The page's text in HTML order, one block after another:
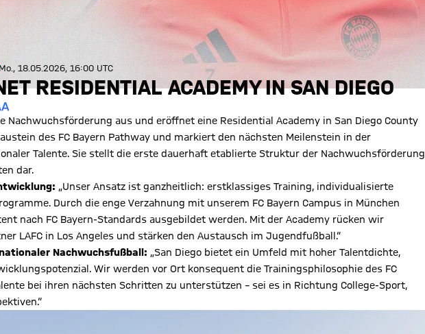
18.05.2026, 16:00 UTC
RESIDENTIAL ACADEMY IN SAN DIEGO
Nachwuchsförderung aus und eröffnet eine Residential Academy in San Diego County
des FC Bayern Pathway und markiert den nächsten Meilenstein in der
Talente. Sie stellt die erste dauerhaft etablierte Struktur der Nachwuchsförderung
dar.
„Unser Ansatz ist ganzheitlich: erstklassiges Training, individualisierte
Durch die enge Verzahnung mit unserem FC Bayern Campus in München
nach FC Bayern-Standards ausgebildet werden. Mit der Academy rücken wir
LAFC in Los Angeles und stärken den Austausch im Jugendfußball.“
Nachwuchsfußball: „San Diego bietet ein Umfeld mit hoher Talentdichte,
Wir werden vor Ort konsequent die Trainingsphilosophie des FC
bei ihren nächsten Schritten zu unterstützen – sei es in Richtung College-Sport,